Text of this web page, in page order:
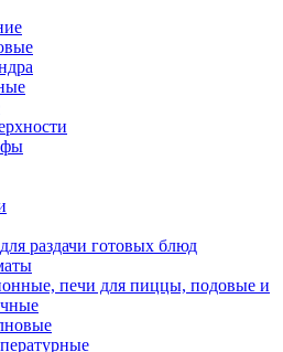
раздачи готовых блюд
печи для пиццы, подовые и